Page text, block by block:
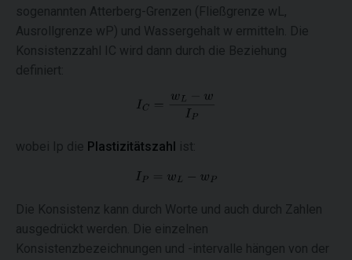
sogenannten Atterberg-Grenzen (Fließgrenze wL,
Ausrollgrenze wP) und Wassergehalt w ermitteln. Die
Konsistenzzahl IC wird dann durch die Beziehung
definiert:
wobei Ip die Plastizitätszahl ist:
Die Konsistenz kann durch Worte und auch durch Zahlen
ausgedrückt werden. Die einzelnen
Konsistenzbezeichnungen und -intervalle hängen von der